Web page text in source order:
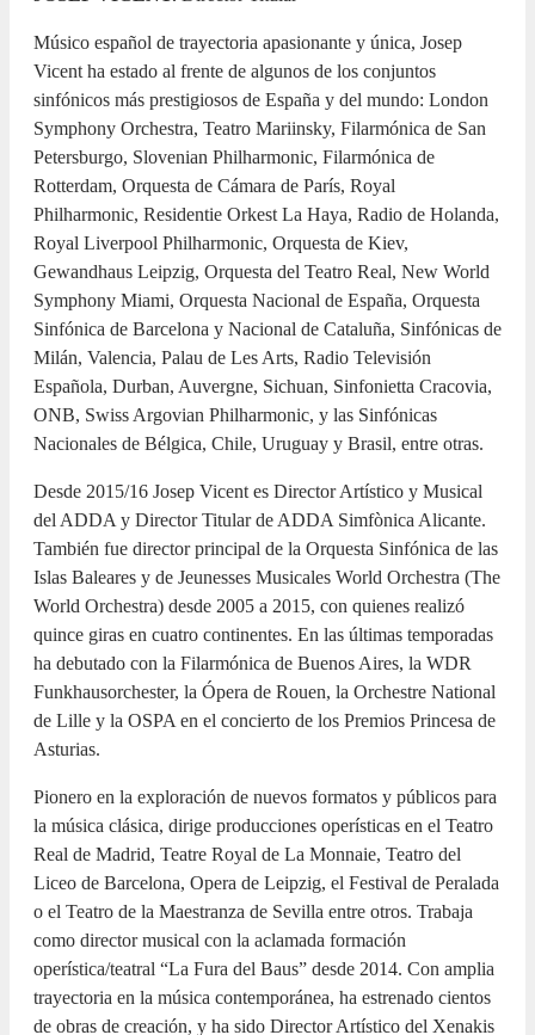
Músico español de trayectoria apasionante y única, Josep
Vicent ha estado al frente de algunos de los conjuntos
sinfónicos más prestigiosos de España y del mundo: London
Symphony Orchestra, Teatro Mariinsky, Filarmónica de San
Petersburgo, Slovenian Philharmonic, Filarmónica de
Rotterdam, Orquesta de Cámara de París, Royal
Philharmonic, Residentie Orkest La Haya, Radio de Holanda,
Royal Liverpool Philharmonic, Orquesta de Kiev,
Gewandhaus Leipzig, Orquesta del Teatro Real, New World
Symphony Miami, Orquesta Nacional de España, Orquesta
Sinfónica de Barcelona y Nacional de Cataluña, Sinfónicas de
Milán, Valencia, Palau de Les Arts, Radio Televisión
Española, Durban, Auvergne, Sichuan, Sinfonietta Cracovia,
ONB, Swiss Argovian Philharmonic, y las Sinfónicas
Nacionales de Bélgica, Chile, Uruguay y Brasil, entre otras.
Desde 2015/16 Josep Vicent es Director Artístico y Musical
del ADDA y Director Titular de ADDA Simfònica Alicante.
También fue director principal de la Orquesta Sinfónica de las
Islas Baleares y de Jeunesses Musicales World Orchestra (The
World Orchestra) desde 2005 a 2015, con quienes realizó
quince giras en cuatro continentes. En las últimas temporadas
ha debutado con la Filarmónica de Buenos Aires, la WDR
Funkhausorchester, la Ópera de Rouen, la Orchestre National
de Lille y la OSPA en el concierto de los Premios Princesa de
Asturias.
Pionero en la exploración de nuevos formatos y públicos para
la música clásica, dirige producciones operísticas en el Teatro
Real de Madrid, Teatre Royal de La Monnaie, Teatro del
Liceo de Barcelona, Opera de Leipzig, el Festival de Peralada
o el Teatro de la Maestranza de Sevilla entre otros. Trabaja
como director musical con la aclamada formación
operística/teatral “La Fura del Baus” desde 2014. Con amplia
trayectoria en la música contemporánea, ha estrenado cientos
de obras de creación, y ha sido Director Artístico del Xenakis